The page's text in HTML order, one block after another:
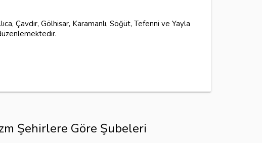
Çavdır, Gölhisar, Karamanlı, Söğüt, Tefenni ve Yayla
Şehirlere Göre Şubeleri